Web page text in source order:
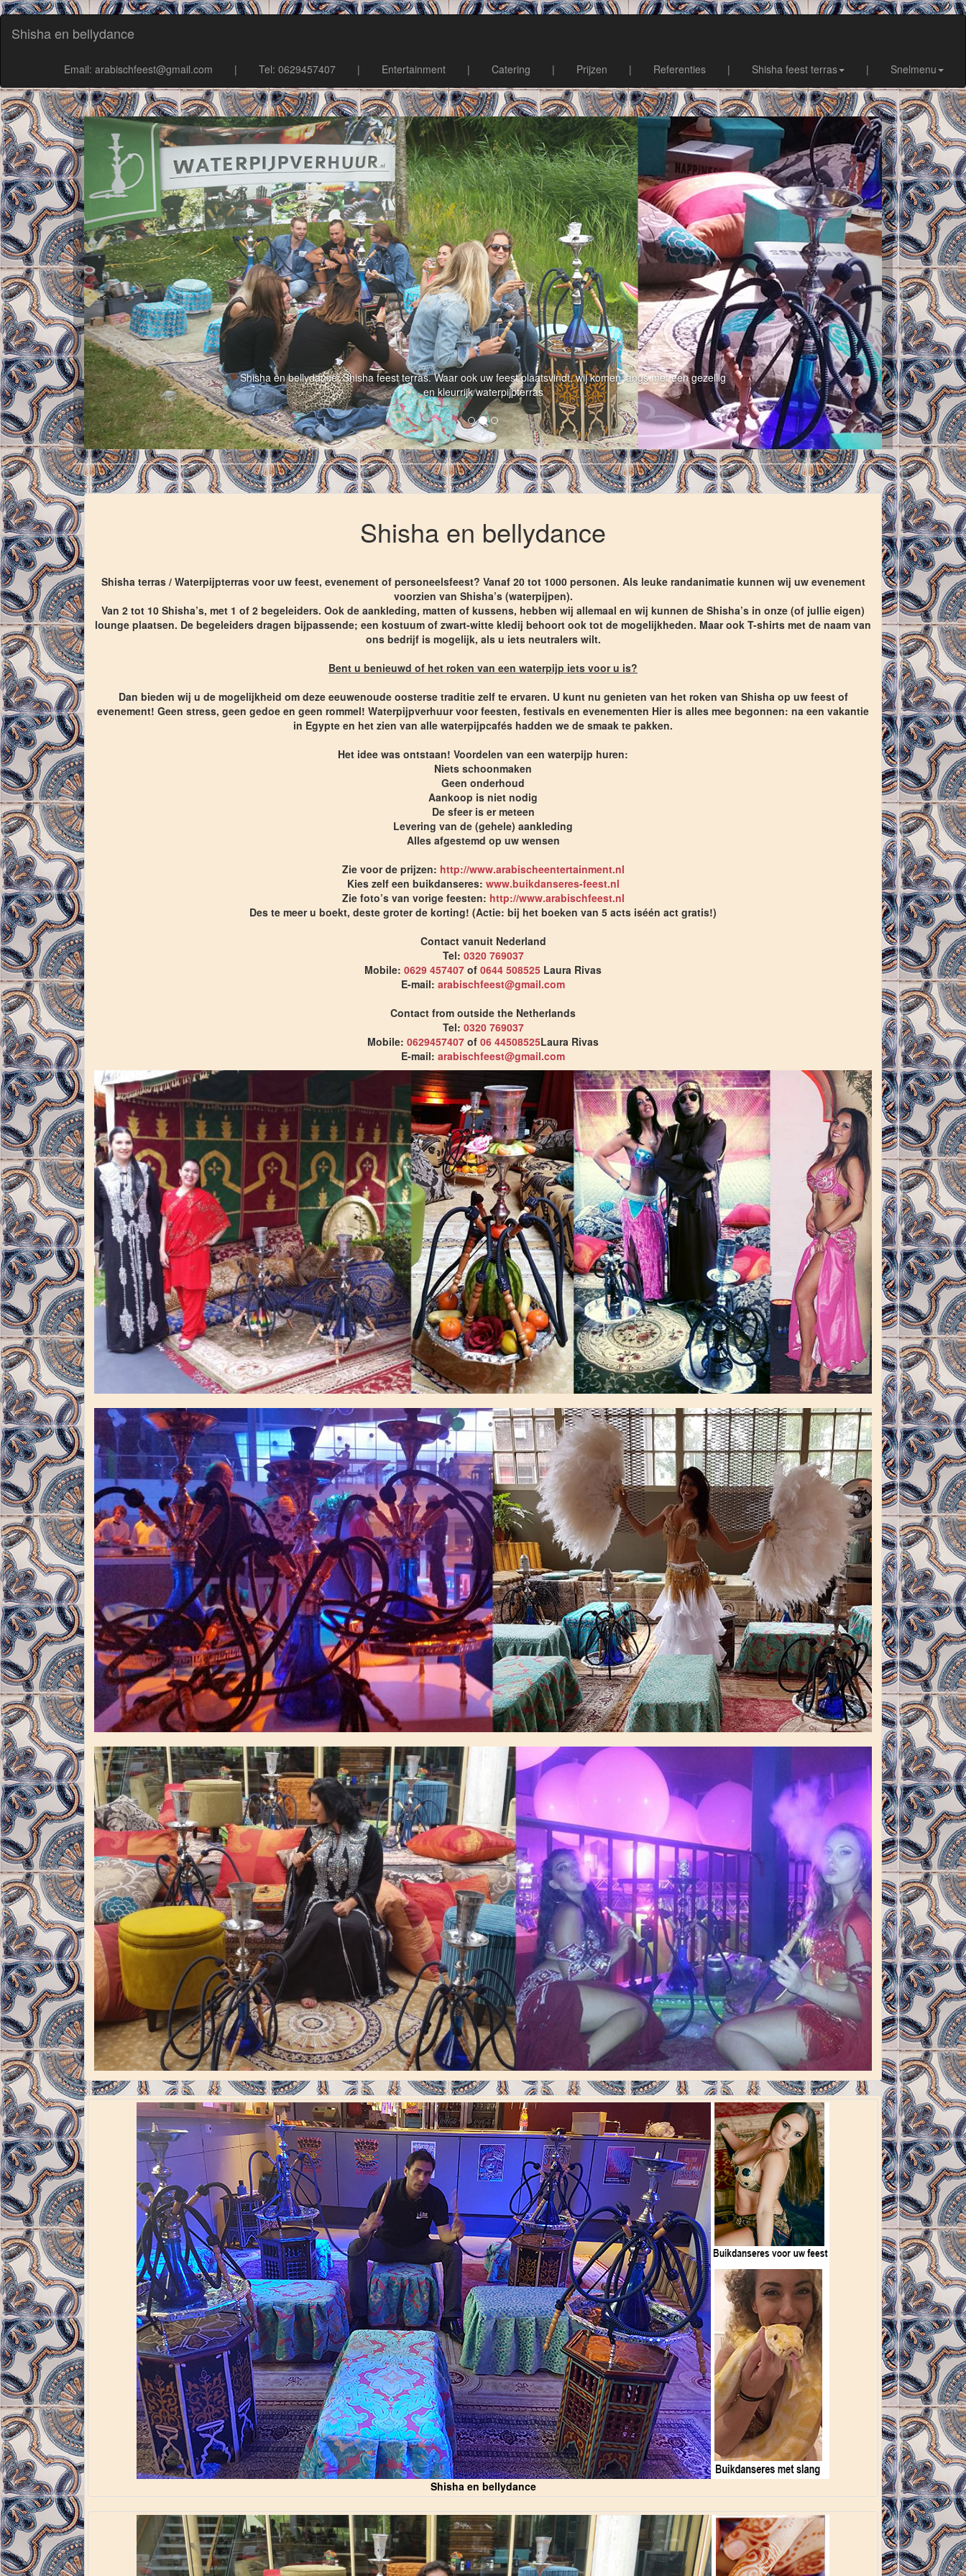
Shisha en bellydance
Email: arabischfeest@gmail.com | Tel: 0629457407 | Entertainment | Catering | Prijzen | Referenties | Shisha feest terras | Snelmenu
Shisha en bellydance: Shisha feest terras. Waar ook uw feest plaatsvindt, wij komen langs met een gezellig
en kleurrijk waterpijpterras
Shisha en bellydance
Shisha terras / Waterpijpterras voor uw feest, evenement of personeelsfeest? Vanaf 20 tot 1000 personen. Als leuke randanimatie kunnen wij uw evenement
voorzien van Shisha’s (waterpijpen).
Van 2 tot 10 Shisha’s, met 1 of 2 begeleiders. Ook de aankleding, matten of kussens, hebben wij allemaal en wij kunnen de Shisha’s in onze (of jullie eigen)
lounge plaatsen. De begeleiders dragen bijpassende; een kostuum of zwart-witte kledij behoort ook tot de mogelijkheden. Maar ook T-shirts met de naam van
ons bedrijf is mogelijk, als u iets neutralers wilt.
Bent u benieuwd of het roken van een waterpijp iets voor u is?
Dan bieden wij u de mogelijkheid om deze eeuwenoude oosterse traditie zelf te ervaren. U kunt nu genieten van het roken van Shisha op uw feest of
evenement! Geen stress, geen gedoe en geen rommel! Waterpijpverhuur voor feesten, festivals en evenementen Hier is alles mee begonnen: na een vakantie
in Egypte en het zien van alle waterpijpcafés hadden we de smaak te pakken.
Het idee was ontstaan! Voordelen van een waterpijp huren:
Niets schoonmaken
Geen onderhoud
Aankoop is niet nodig
De sfeer is er meteen
Levering van de (gehele) aankleding
Alles afgestemd op uw wensen
Zie voor de prijzen: http://www.arabischeentertainment.nl
Kies zelf een buikdanseres: www.buikdanseres-feest.nl
Zie foto’s van vorige feesten: http://www.arabischfeest.nl
Des te meer u boekt, deste groter de korting! (Actie: bij het boeken van 5 acts iséén act gratis!)
Contact vanuit Nederland
Tel: 0320 769037
Mobile: 0629 457407 of 0644 508525 Laura Rivas
E-mail: arabischfeest@gmail.com
Contact from outside the Netherlands
Tel: 0320 769037
Mobile: 0629457407 of 06 44508525Laura Rivas
E-mail: arabischfeest@gmail.com
Shisha en bellydance